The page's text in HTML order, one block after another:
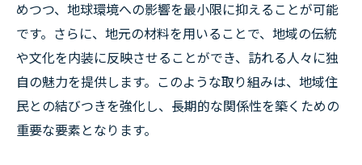
めつつ、地球環境への影響を最小限に抑えることが可能
です。さらに、地元の材料を用いることで、地域の伝統
や文化を内装に反映させることができ、訪れる人々に独
自の魅力を提供します。このような取り組みは、地域住
民との結びつきを強化し、長期的な関係性を築くための
重要な要素となります。